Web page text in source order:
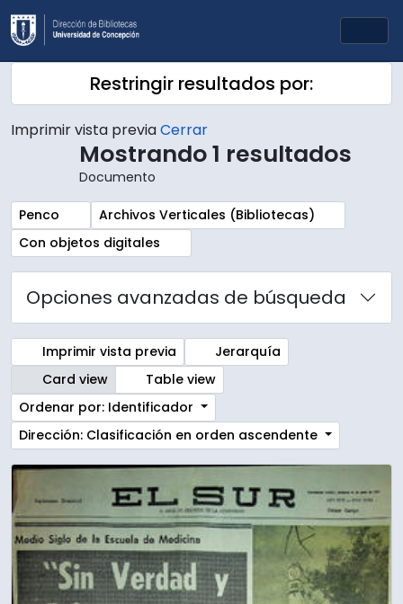
Skip to main content
Restringir resultados por:
Imprimir vista previaCerrar
Mostrando 1 resultados
Documento
Remove filter:
Penco Remove filter:
Archivos Verticales (Bibliotecas)
Remove filter:
Con objetos digitales
Opciones avanzadas de búsqueda
Imprimir vista previa
Jerarquía
Card view
Table view
Ordenar por: Identificador
Dirección: Clasificación en orden ascendente